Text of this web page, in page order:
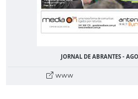
JORNAL DE ABRANTES -
www